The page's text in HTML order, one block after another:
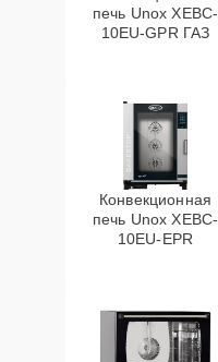
печь Unox XEBC-
10EU-GPR ГАЗ
Конвекционная
печь Unox XEBC-
10EU-EPR